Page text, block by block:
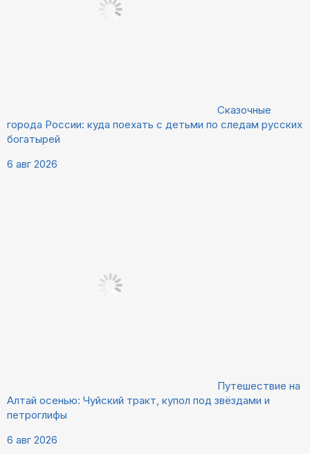
Сказочные
города России: куда поехать с детьми по следам русских
богатырей
6 авг 2026
Путешествие на
Алтай осенью: Чуйский тракт, купол под звёздами и
петроглифы
6 авг 2026